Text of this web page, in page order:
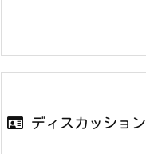
ディスカッション